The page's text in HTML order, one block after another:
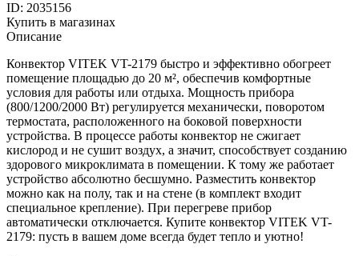
ID: 2035156
Купить в магазинах
Описание
Конвектор VITEK VT-2179 быстро и эффективно обогреет
помещение площадью до 20 м², обеспечив комфортные
условия для работы или отдыха. Мощность прибора
(800/1200/2000 Вт) регулируется механически, поворотом
термостата, расположенного на боковой поверхности
устройства. В процессе работы конвектор не сжигает
кислород и не сушит воздух, а значит, способствует созданию
здорового микроклимата в помещении. К тому же работает
устройство абсолютно бесшумно. Разместить конвектор
можно как на полу, так и на стене (в комплект входит
специальное крепление). При перегреве прибор
автоматически отключается. Купите конвектор VITEK VT-
2179: пусть в вашем доме всегда будет тепло и уютно!